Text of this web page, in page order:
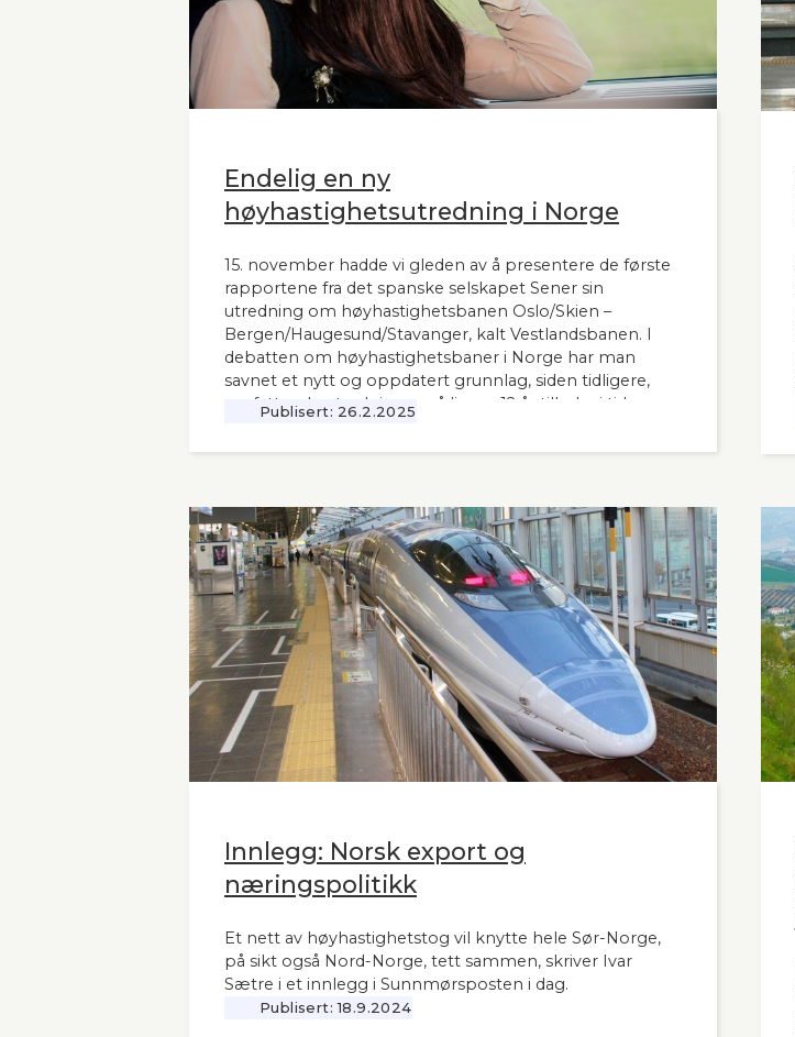
Endelig en ny
høyhastighetsutredning i Norge
15. november hadde vi gleden av å presentere de første
rapportene fra det spanske selskapet Sener sin
utredning om høyhastighetsbanen Oslo/Skien –
Bergen/Haugesund/Stavanger, kalt Vestlandsbanen. I
debatten om høyhastighetsbaner i Norge har man
savnet et nytt og oppdatert grunnlag, siden tidligere,
omfattende utredninger nå ligger 12 år tilbake i tid.
andre aktuelle høyhastighetsbaner i Norge og til våre
Publisert: 26.2.2025
Innlegg: Norsk export og
næringspolitikk
Et nett av høyhastighetstog vil knytte hele Sør-Norge,
på sikt også Nord-Norge, tett sammen, skriver Ivar
Sætre i et innlegg i Sunnmørsposten i dag.
Publisert: 18.9.2024